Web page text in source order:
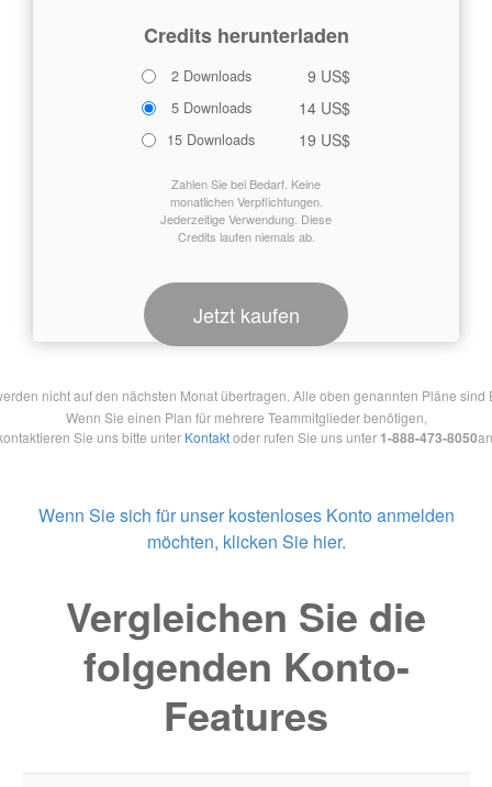
Credits herunterladen
2 Downloads 9 US$
5 Downloads 14 US$
15 Downloads 19 US$
Zahlen Sie bei Bedarf. Keine
monatlichen Verpflichtungen.
Jederzeitige Verwendung. Diese
Credits laufen niemals ab.
Jetzt kaufen
nicht auf den nächsten Monat übertragen. Alle oben genannten Pläne
Wenn Sie einen Plan für mehrere Teammitglieder benötigen,
Sie uns bitte unter Kontaktoder rufen Sie uns unter 1-888-473-8050
Wenn Sie sich für unser kostenloses Konto anmelden
möchten, klicken Sie hier.
Vergleichen Sie die
folgenden Konto-
Features